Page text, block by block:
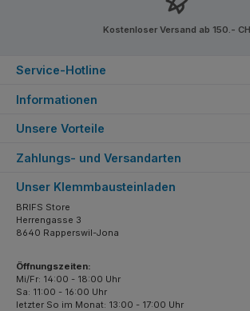
Kostenloser Versand ab 150.-
Service-Hotline
Informationen
Unsere Vorteile
Zahlungs- und Versandarten
Unser Klemmbausteinladen
BRIFS Store
Herrengasse 3
8640 Rapperswil-Jona
Öffnungszeiten:
Mi/Fr: 14:00 - 18:00 Uhr
Sa: 11:00 - 16:00 Uhr
letzter So im Monat: 13:00 - 17:00 Uhr